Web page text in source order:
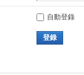
自動登錄
登錄